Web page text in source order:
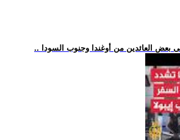
بعض العائدين من أوغندا وجنوب السودا